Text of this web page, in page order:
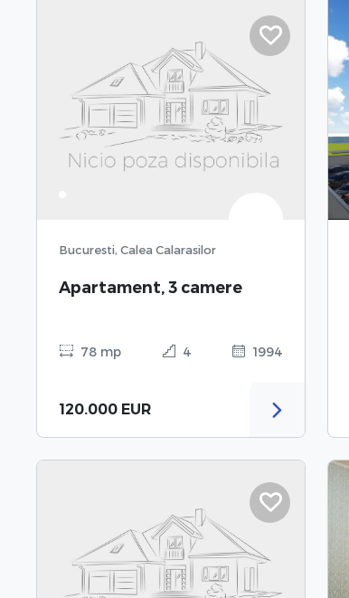
Bucuresti, Calea Calarasilor
Apartament, 3 camere
78 mp 4 1994
120.000 EUR